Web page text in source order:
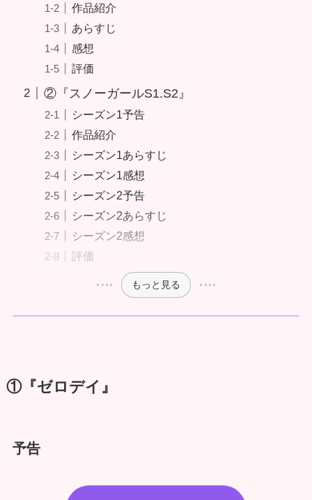
作品紹介
あらすじ
感想
評価
②『スノーガールS1.S2』
シーズン1予告
作品紹介
シーズン1あらすじ
シーズン1感想
シーズン2予告
シーズン2あらすじ
シーズン2感想
評価
もっと見る
①『ゼロデイ』
予告